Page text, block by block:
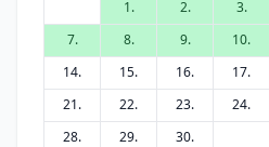
1.
2. 3.
7.
8. 9. 10.
14.
15. 16. 17.
21.
22. 23. 24.
28.
29. 30.